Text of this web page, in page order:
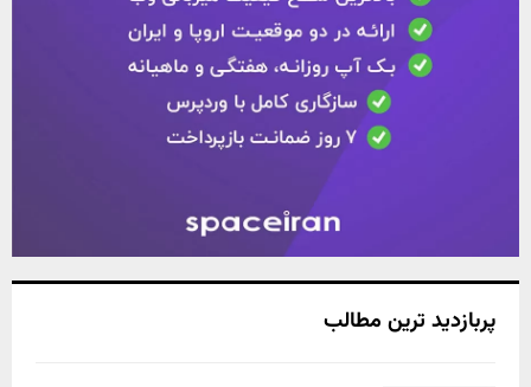
پربازدید ترین مطالب